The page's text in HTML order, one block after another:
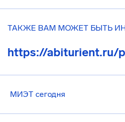
ТАКЖЕ ВАМ МОЖЕТ БЫТЬ
https://abiturient.ru/
МИЭТ сегодня